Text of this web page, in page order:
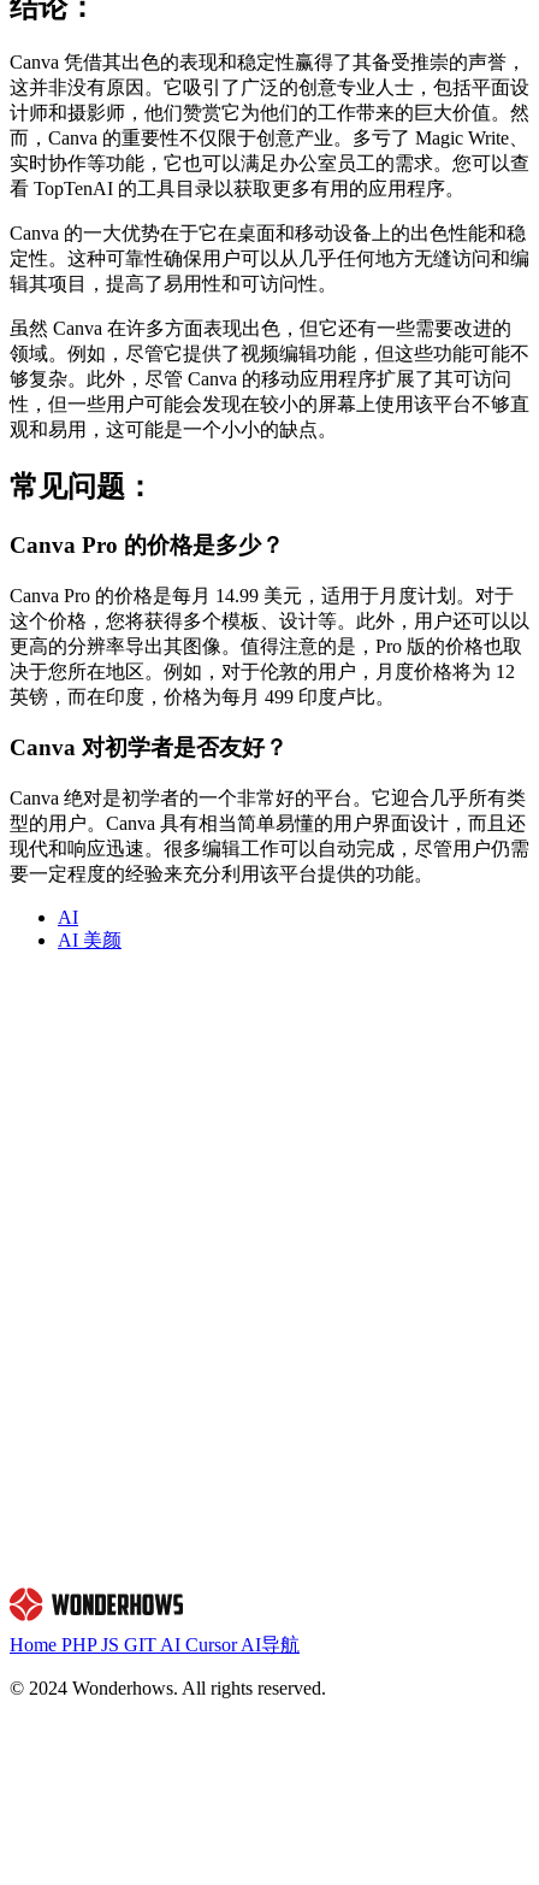
结论：
Canva 凭借其出色的表现和稳定性赢得了其备受推崇的声誉，
这并非没有原因。它吸引了广泛的创意专业人士，包括平面设
计师和摄影师，他们赞赏它为他们的工作带来的巨大价值。然
而，Canva 的重要性不仅限于创意产业。多亏了 Magic Write、
实时协作等功能，它也可以满足办公室员工的需求。您可以查
看 TopTenAI 的工具目录以获取更多有用的应用程序。
Canva 的一大优势在于它在桌面和移动设备上的出色性能和稳
定性。这种可靠性确保用户可以从几乎任何地方无缝访问和编
辑其项目，提高了易用性和可访问性。
虽然 Canva 在许多方面表现出色，但它还有一些需要改进的
领域。例如，尽管它提供了视频编辑功能，但这些功能可能不
够复杂。此外，尽管 Canva 的移动应用程序扩展了其可访问
性，但一些用户可能会发现在较小的屏幕上使用该平台不够直
观和易用，这可能是一个小小的缺点。
常见问题：
Canva Pro 的价格是多少？
Canva Pro 的价格是每月 14.99 美元，适用于月度计划。对于
这个价格，您将获得多个模板、设计等。此外，用户还可以以
更高的分辨率导出其图像。值得注意的是，Pro 版的价格也取
决于您所在地区。例如，对于伦敦的用户，月度价格将为 12
英镑，而在印度，价格为每月 499 印度卢比。
Canva 对初学者是否友好？
Canva 绝对是初学者的一个非常好的平台。它迎合几乎所有类
型的用户。Canva 具有相当简单易懂的用户界面设计，而且还
现代和响应迅速。很多编辑工作可以自动完成，尽管用户仍需
要一定程度的经验来充分利用该平台提供的功能。
AI
AI 美颜
Home PHPJS GIT AI CursorAI导航
© 2024 Wonderhows. All rights reserved.